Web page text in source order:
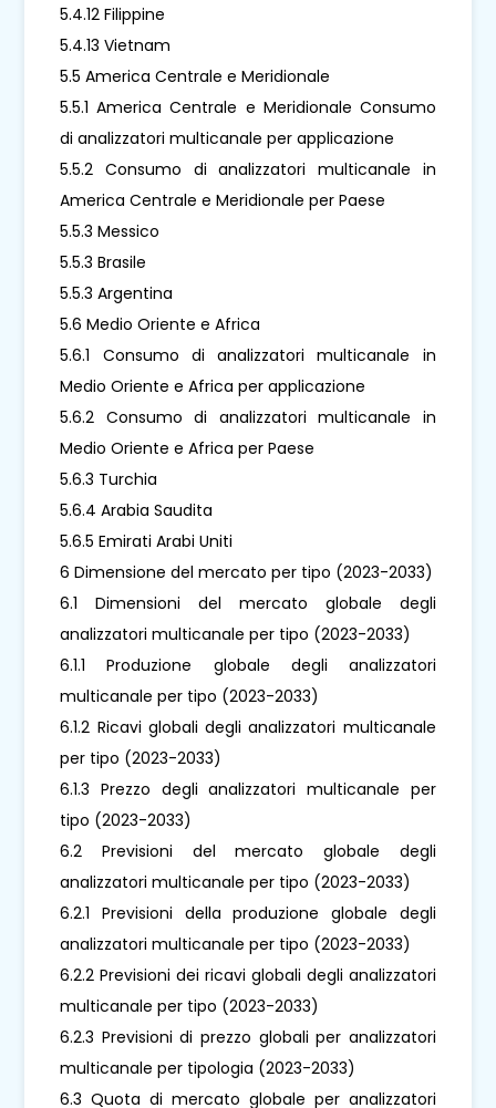
5.4.12 Filippine
5.4.13 Vietnam
5.5 America Centrale e Meridionale
5.5.1 America Centrale e Meridionale Consumo
di analizzatori multicanale per applicazione
5.5.2 Consumo di analizzatori multicanale in
America Centrale e Meridionale per Paese
5.5.3 Messico
5.5.3 Brasile
5.5.3 Argentina
5.6 Medio Oriente e Africa
5.6.1 Consumo di analizzatori multicanale in
Medio Oriente e Africa per applicazione
5.6.2 Consumo di analizzatori multicanale in
Medio Oriente e Africa per Paese
5.6.3 Turchia
5.6.4 Arabia Saudita
5.6.5 Emirati Arabi Uniti
6 Dimensione del mercato per tipo (2023-2033)
6.1 Dimensioni del mercato globale degli
analizzatori multicanale per tipo (2023-2033)
6.1.1 Produzione globale degli analizzatori
multicanale per tipo (2023-2033)
6.1.2 Ricavi globali degli analizzatori multicanale
per tipo (2023-2033)
6.1.3 Prezzo degli analizzatori multicanale per
tipo (2023-2033)
6.2 Previsioni del mercato globale degli
analizzatori multicanale per tipo (2023-2033)
6.2.1 Previsioni della produzione globale degli
analizzatori multicanale per tipo (2023-2033)
6.2.2 Previsioni dei ricavi globali degli analizzatori
multicanale per tipo (2023-2033)
6.2.3 Previsioni di prezzo globali per analizzatori
multicanale per tipologia (2023-2033)
6.3 Quota di mercato globale per analizzatori